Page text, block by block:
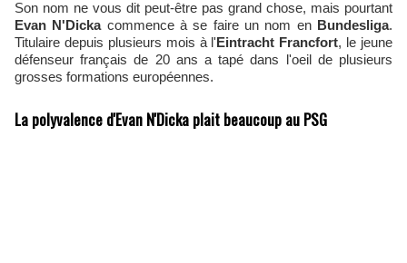
Son nom ne vous dit peut-être pas grand chose, mais pourtant
Evan N'Dickacommence à se faire un nom en Bundesliga.
Titulaire depuis plusieurs mois à l'Eintracht Francfort, le jeune
défenseur français de 20 ans a tapé dans l'oeil de plusieurs
grosses formations européennes.
La polyvalence d'Evan N'Dicka plait beaucoup au PSG